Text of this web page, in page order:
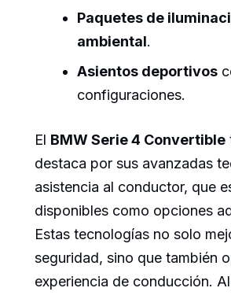
Paquetes de
ambiental.
Asientos deportivos
configuraciones.
El BMW Serie 4 Convertible
destaca por sus avanzadas
asistencia al conductor, que
disponibles como opciones
Estas tecnologías no solo
seguridad, sino que también
experiencia de conducción.